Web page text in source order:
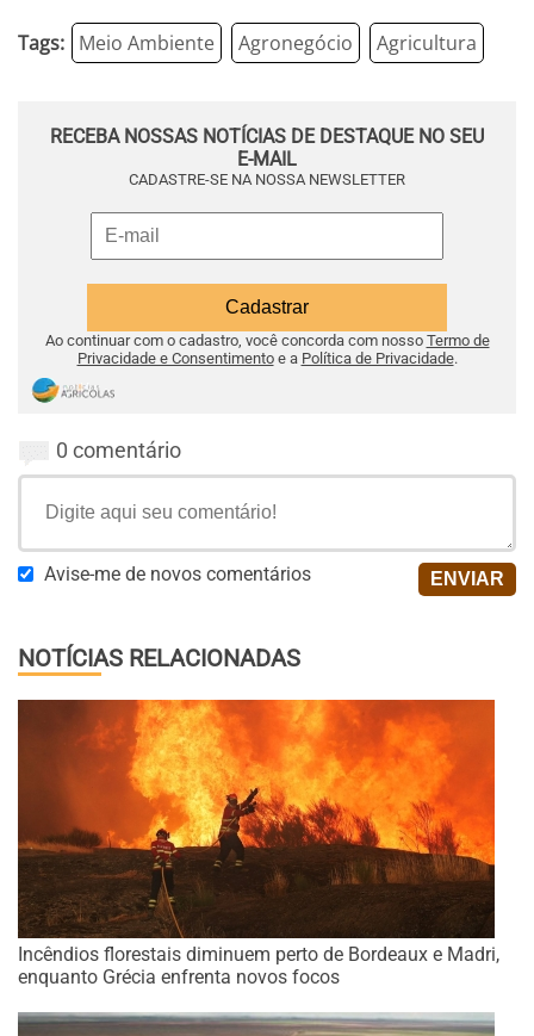
Tags: Meio Ambiente Agronegócio Agricultura
RECEBA NOSSAS NOTÍCIAS DE DESTAQUE NO SEU
E-MAIL
CADASTRE-SE NA NOSSA NEWSLETTER
Ao continuar com o cadastro, você concorda com nosso Termo de
Privacidade e Consentimentoe a Política de Privacidade.
0 comentário
Avise-me de novos comentários
NOTÍCIAS RELACIONADAS
Incêndios florestais diminuem perto de Bordeaux e Madri,
enquanto Grécia enfrenta novos focos